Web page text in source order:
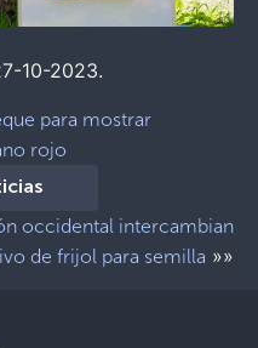
10-2023.
para mostrar
rojo
occidental intercambian
de frijol para semilla »»